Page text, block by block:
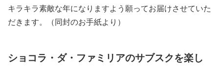
キラキラ素敵な年になりますよう願ってお届けさせていた
だきます。（同封のお手紙より）
ショコラ・ダ・ファミリアのサブスクを楽し